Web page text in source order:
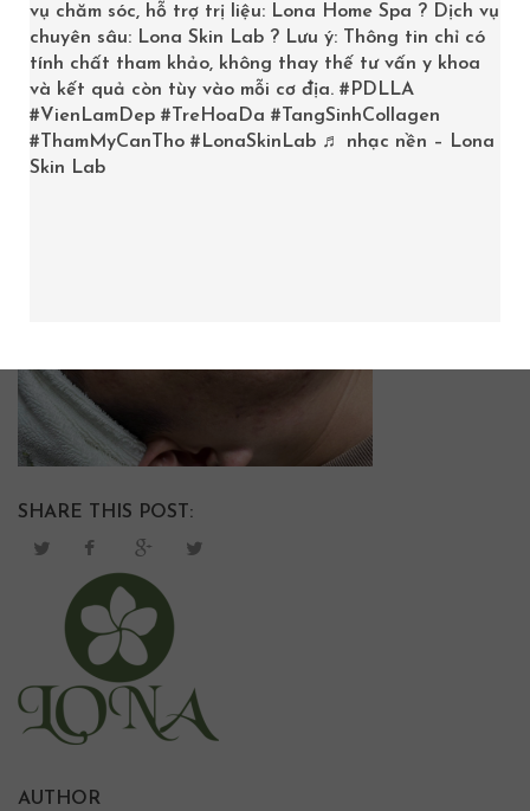
seoro3-1536×1152-1
Posted:Tháng 6 28, 2025 By:Lona Team
Bình luận:
SHARE THIS POST:
AUTHOR
vụ chăm sóc, hỗ trợ trị liệu: Lona Home Spa ? Dịch vụ
chuyên sâu: Lona Skin Lab ? Lưu ý: Thông tin chỉ có
tính chất tham khảo, không thay thế tư vấn y khoa
và kết quả còn tùy vào mỗi cơ địa. #PDLLA
#VienLamDep #TreHoaDa #TangSinhCollagen
#ThamMyCanTho #LonaSkinLab ♬ nhạc nền – Lona
Skin Lab